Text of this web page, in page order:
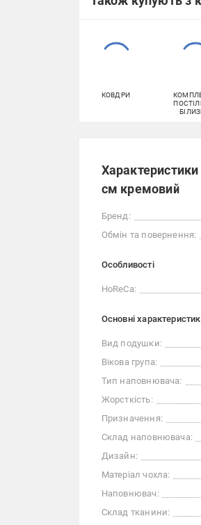
КОВДРИ
см кремовий
Бренд:
Обмін та повернення:
Особливості
HoReCa:
Основні
Вид подушки:
Вікова група:
Тип наповнювача:
Жорсткість:
Призначення:
Склад наповнювача:
Дизайн:
Матеріал чохла:
Наповнювач:
Склад тканини: